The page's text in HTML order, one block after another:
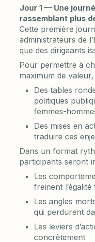
Jour 1 — Une
rassemblant plus
Cette première
administrateurs de
que des dirigeants
Pour permettre à
maximum de
Des tables
politiques
femmes-
Des mises en
traduire ces
Dans un format
participants seront
Les
freinent
Les angles
qui perdurent
Les leviers
concrètement